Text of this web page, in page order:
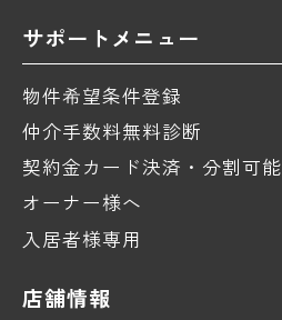
サポートメニュー
物件希望条件登録
仲介手数料無料診断
契約金カード決済・分割可能
オーナー様へ
入居者様専用
店舗情報